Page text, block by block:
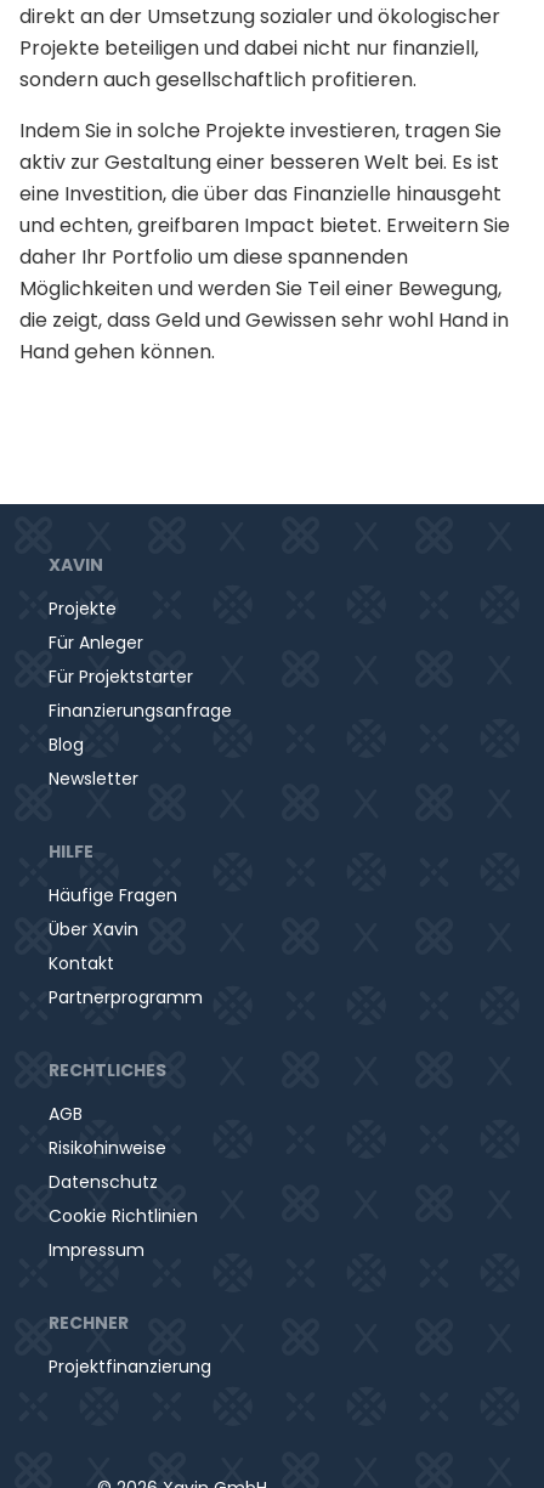
direkt an der Umsetzung sozialer und ökologischer
Projekte beteiligen und dabei nicht nur finanziell,
sondern auch gesellschaftlich profitieren.
Indem Sie in solche Projekte investieren, tragen Sie
aktiv zur Gestaltung einer besseren Welt bei. Es ist
eine Investition, die über das Finanzielle hinausgeht
und echten, greifbaren Impact bietet. Erweitern Sie
daher Ihr Portfolio um diese spannenden
Möglichkeiten und werden Sie Teil einer Bewegung,
die zeigt, dass Geld und Gewissen sehr wohl Hand in
Hand gehen können.
XAVIN
Projekte
Für Anleger
Für Projektstarter
Finanzierungsanfrage
Blog
Newsletter
HILFE
Häufige Fragen
Über Xavin
Kontakt
Partnerprogramm
RECHTLICHES
AGB
Risikohinweise
Datenschutz
Cookie Richtlinien
Impressum
RECHNER
Projektfinanzierung